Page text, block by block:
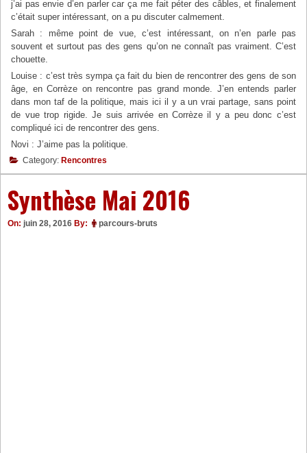
j’ai pas envie d’en parler car ça me fait péter des câbles, et finalement
c’était super intéressant, on a pu discuter calmement.
Sarah : même point de vue, c’est intéressant, on n’en parle pas
souvent et surtout pas des gens qu’on ne connaît pas vraiment. C’est
chouette.
Louise : c’est très sympa ça fait du bien de rencontrer des gens de son
âge, en Corrèze on rencontre pas grand monde. J’en entends parler
dans mon taf de la politique, mais ici il y a un vrai partage, sans point
de vue trop rigide. Je suis arrivée en Corrèze il y a peu donc c’est
compliqué ici de rencontrer des gens.
Novi : J’aime pas la politique.
Category: Rencontres
Synthèse Mai 2016
On: juin 28, 2016 By: parcours-bruts